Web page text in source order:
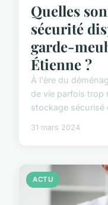
Quelles
sécurité
garde-
Étienne ?
À l'ère du
de vie parfois trop
stockage sécurisé
31 mars 2024
ACTU